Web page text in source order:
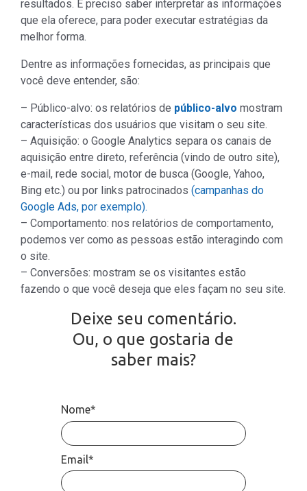
resultados. É preciso saber interpretar as informações
que ela oferece, para poder executar estratégias da
melhor forma.
Dentre as informações fornecidas, as principais que
você deve entender, são:
– Público-alvo: os relatórios de público-alvo mostram
características dos usuários que visitam o seu site.
– Aquisição: o Google Analytics separa os canais de
aquisição entre direto, referência (vindo de outro site),
e-mail, rede social, motor de busca (Google, Yahoo,
Bing etc.) ou por links patrocinados (campanhas do
Google Ads, por exemplo).
– Comportamento: nos relatórios de comportamento,
podemos ver como as pessoas estão interagindo com
o site.
– Conversões: mostram se os visitantes estão
fazendo o que você deseja que eles façam no seu site.
Deixe seu comentário.
Ou, o que gostaria de
saber mais?
Nome*
Email*